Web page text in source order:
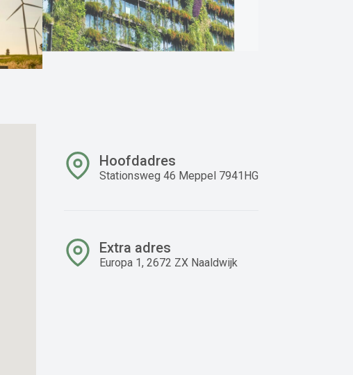
Hoofdadres
Stationsweg 46 Meppel 7941HG
Extra adres
Europa 1, 2672 ZX Naaldwijk